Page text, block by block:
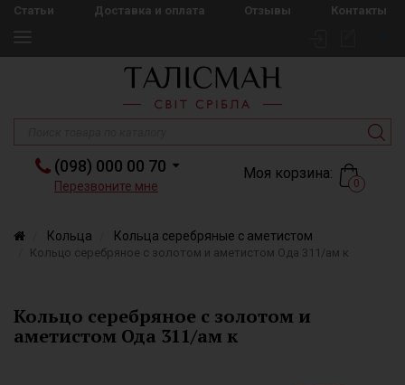
Статьи Доставка и оплата Отзывы Контакты
(098) 000 00 70
Перезвоните мне
Моя корзина:
0
Кольца Кольца серебряные с аметистом
Кольцо серебряное с золотом и аметистом Ода 311/ам к
Кольцо серебряное с золотом и
аметистом Ода 311/ам к